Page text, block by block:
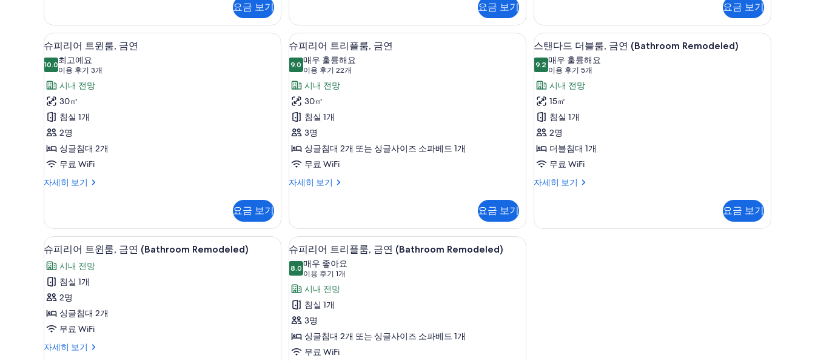
진
모
두
보
기
윈
룸,
금
연
(with
Extra
bed)
자
세
히
보
요금 보기
두
보
기
더
블
룸,
금
연
세
히
보
기
요금 보기
두
보
기
트
윈
룸,
연
세
히
보
기
요금 보기
슈
피
리
어
트
윈
룸,
금
연
사
두
보
기
슈피리어 트윈룸, 금연 | 고급 침구, 오리/거위털 이불, 메모리폼 침대, 객실 내 금고
9
슈피리어 트윈룸, 금연
10.010.0점 만점 중 10점
최고예요
이용 후기 3개
(이
용
후
기
3
개)
시내 전망
30㎡
침실 1개
2명
싱글침대 2개
무료 WiFi
자세히 보기
슈
트
윈
룸,
금
연
자
세
히
보
기
요금 보기
슈
피
리
어
트
리
플
룸,
금
연
모
두
보
기
슈피리어 트리플룸, 금연 | 고급 침구, 오리/거위털 이불, 메모리폼 침대, 객실 내 금고
8
슈피리어 트리플룸, 금연
9.09.0점 만점 중 10점
매우 훌륭해요
이용 후기 22개
(이
용
후
기
22
개)
시내 전망
30㎡
침실 1개
3명
싱글침대 2개 또는 싱글사이즈 소파베드 1개
무료 WiFi
자세히 보기
슈
트
리
플
룸,
금
자
세
히
보
기
요금 보기
스
탠
다
드
더
블
룸,
금
연
(Bathroom
진
고급 침구, 오리/거위털 이불, 메모리폼 침대,
6
스탠다드 더블룸, 금연 (Bathroom Remodeled)
9.29.2점 만점 중 10점
매우 훌륭해요
이용 후기 5개
(이
용
후
기
5
개)
시내 전망
15㎡
침실 1개
2명
더블침대 1개
무료 WiFi
자세히 보기
스
더
요금 보기
슈
피
리
어
트
윈
금
슈피리어 트윈룸, 금연 (Bathroom Remodeled) | 고급 침구, 오리/거위털 이불, 메모리폼 침대, 객실 내 금고
6
슈피리어 트윈룸, 금연 (Bathroom Remodeled)
시내 전망
침실 1개
2명
싱글침대 2개
무료 WiFi
자세히 보기
슈
슈
피
리
어
트
리
플
룸,
슈피리어 트리플룸, 금연 (Bathroom Remodeled) | 고급 침구, 오리/거위털 이불, 메모리폼 침대, 객실 내 금고
6
슈피리어 트리플룸, 금연 (Bathroom Remodeled)
8.08.0점 만점 중 10점
매우 좋아요
이용 후기 1개
(이
용
후
기
1
개)
시내 전망
침실 1개
3명
싱글침대 2개 또는 싱글사이즈 소파베드 1개
무료 WiFi